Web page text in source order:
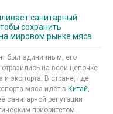
санитарный
сохранить
мировом рынке мяса
был единичным, его
на всей цепочке
и экспорта. В стране, где
мяса идёт в Китай,
санитарной репутации
приоритетом.